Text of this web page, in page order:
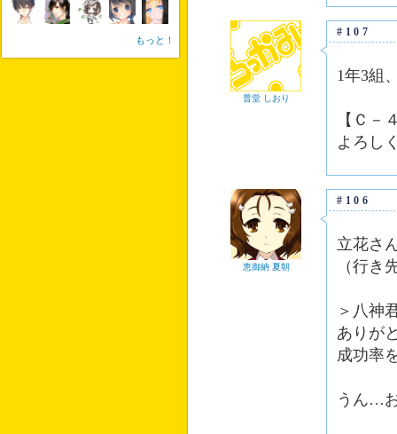
普堂 しおり
#107
1年3組
【Ｃ－
よろし
恵御納 夏朝
#106
立花さ
（行
＞八神
ありが
成功率
うん…
もっと！